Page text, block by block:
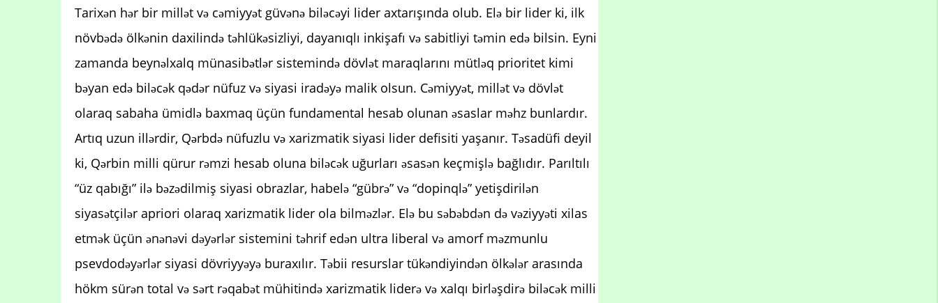
Tarixən hər bir millət və cəmiyyət güvənə biləcəyi lider axtarışında olub. Elə bir lider ki, ilk
növbədə ölkənin daxilində təhlükəsizliyi, dayanıqlı inkişafı və sabitliyi təmin edə bilsin. Eyni
zamanda beynəlxalq münasibətlər sistemində dövlət maraqlarını mütləq prioritet kimi
bəyan edə biləcək qədər nüfuz və siyasi iradəyə malik olsun. Cəmiyyət, millət və dövlət
olaraq sabaha ümidlə baxmaq üçün fundamental hesab olunan əsaslar məhz bunlardır.
Artıq uzun illərdir, Qərbdə nüfuzlu və xarizmatik siyasi lider defisiti yaşanır. Təsadüfi deyil
ki, Qərbin milli qürur rəmzi hesab oluna biləcək uğurları əsasən keçmişlə bağlıdır. Parıltılı
“üz qabığı” ilə bəzədilmiş siyasi obrazlar, habelə “gübrə” və “dopinqlə” yetişdirilən
siyasətçilər apriori olaraq xarizmatik lider ola bilməzlər. Elə bu səbəbdən də vəziyyəti xilas
etmək üçün ənənəvi dəyərlər sistemini təhrif edən ultra liberal və amorf məzmunlu
psevdodəyərlər siyasi dövriyyəyə buraxılır. Təbii resurslar tükəndiyindən ölkələr arasında
hökm sürən total və sərt rəqabət mühitində xarizmatik liderə və xalqı birləşdirə biləcək milli